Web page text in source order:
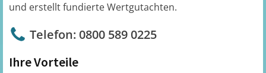
und erstellt fundierte Wertgutachten.
Telefon: 0800 589 0225
Ihre Vorteile